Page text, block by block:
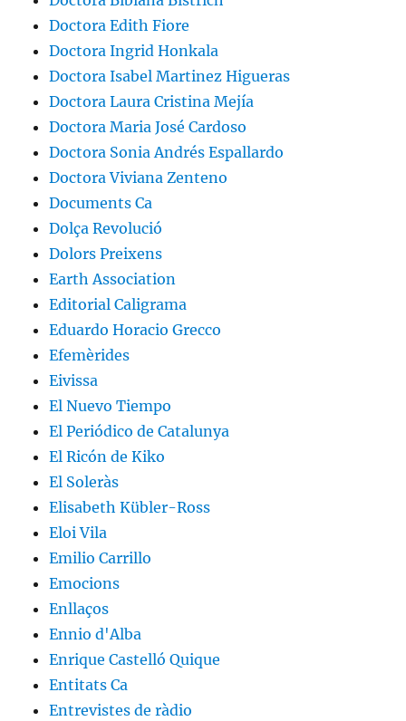
Doctora Edith Fiore
Doctora Ingrid Honkala
Doctora Isabel Martinez Higueras
Doctora Laura Cristina Mejía
Doctora Maria José Cardoso
Doctora Sonia Andrés Espallardo
Doctora Viviana Zenteno
Documents Ca
Dolça Revolució
Dolors Preixens
Earth Association
Editorial Caligrama
Eduardo Horacio Grecco
Efemèrides
Eivissa
El Nuevo Tiempo
El Periódico de Catalunya
El Ricón de Kiko
El Soleràs
Elisabeth Kübler-Ross
Eloi Vila
Emilio Carrillo
Emocions
Enllaços
Ennio d'Alba
Enrique Castelló Quique
Entitats Ca
Entrevistes de ràdio